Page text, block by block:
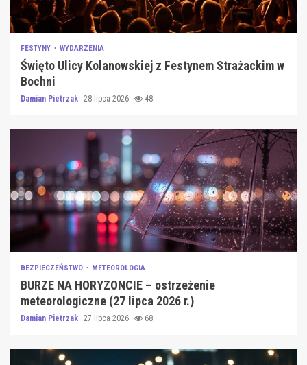
FESTYNY WYDARZENIA
Święto Ulicy Kolanowskiej z Festynem Strażackim w
Bochni
Damian Pietrzak 28 lipca 2026 48
BEZPIECZEŃSTWO METEOROLOGIA
BURZE NA HORYZONCIE – ostrzeżenie
meteorologiczne (27 lipca 2026 r.)
Damian Pietrzak 27 lipca 2026 68